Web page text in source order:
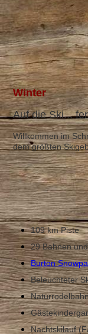
Winter
Auf die Ski...
Willkommen im
dem größten
109 km Piste
29 Bahnen
Burton
Beleuchteter
Nachtskilauf